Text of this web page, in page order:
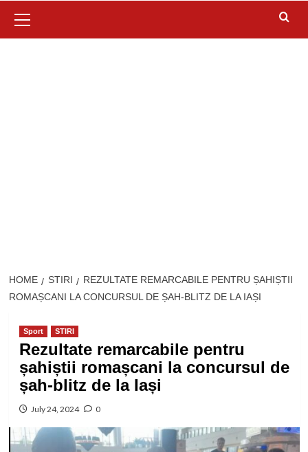
Menu
HOME STIRI
REZULTATE REMARCABILE PENTRU ȘAHIȘTII
ROMAȘCANI LA CONCURSUL DE ȘAH-BLITZ DE LA IAȘI
Sport STIRI
Rezultate remarcabile pentru
șahiștii romașcani la concursul de
șah-blitz de la Iași
July 24, 2024 0